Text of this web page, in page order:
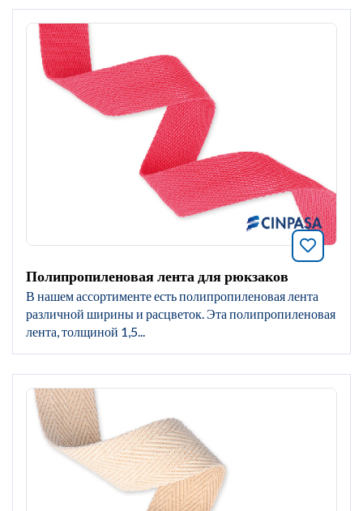
Полипропиленовая лента для рюкзаков
В нашем ассортименте есть полипропиленовая лента
различной ширины и расцветок. Эта полипропиленовая
лента, толщиной 1,5...